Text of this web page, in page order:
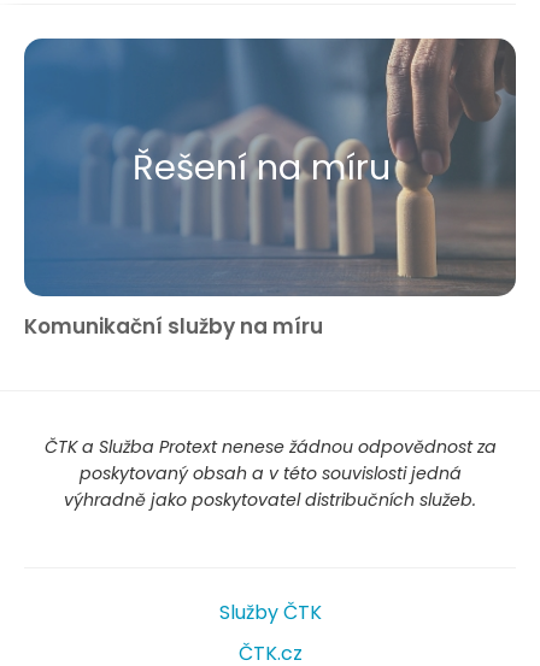
Řešení na míru
Komunikační služby na míru
ČTK a Služba Protext nenese žádnou odpovědnost za
poskytovaný obsah a v této souvislosti jedná
výhradně jako poskytovatel distribučních služeb.
Služby ČTK
ČTK.cz